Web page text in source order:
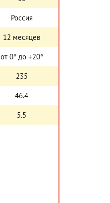
Россия
12 месяцев
от 0° до +20°
235
46.4
5.5